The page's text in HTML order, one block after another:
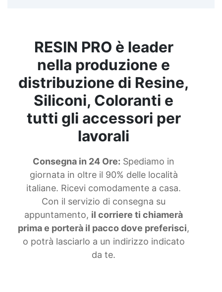
RESIN PRO è leader
nella produzione e
distribuzione di Resine,
Siliconi, Coloranti e
tutti gli accessori per
lavorali
Consegna in 24 Ore: Spediamo in
giornata in oltre il 90% delle località
italiane. Ricevi comodamente a casa.
Con il servizio di consegna su
appuntamento, il corriere ti chiamerà
prima e porterà il pacco dove preferisci,
o potrà lasciarlo a un indirizzo indicato
da te.